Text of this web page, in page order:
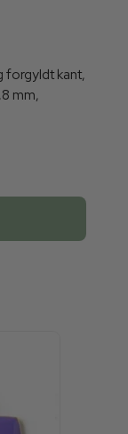
forgyldt kant,
mm,